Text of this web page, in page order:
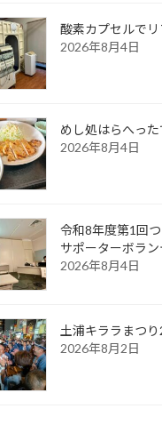
酸素カプセルでリ
2026年8月4日
めし処はらへっ
2026年8月4日
令和8年度第1回
サポーターボラ
2026年8月4日
土浦キララまつ
2026年8月2日